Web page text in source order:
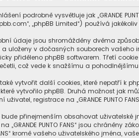
podrobně vysvětluje jak „GRANDE
„phpBB Limited“) používá
údaje jsou shromážděny dvěma
uloženy v dočasných souborech vašeho
přiděleno phpBB softwarem. Třetí cookie
což vede k snažšímu a
vytvořit další cookies, které nepatří k
které vytvořilo phpBB. Druhá možnost jak
uživatel, registrace na „GRANDE PUNTO
bude přinejmenším obsahovat
„GRANDE PUNTO FANS“ jsou chráněny
kromě vašeho uživatelského jména,